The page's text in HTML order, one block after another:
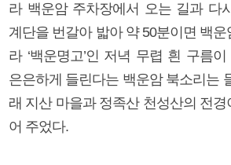
라 백운암 주차장에서 오는 길과 다
계단을 번갈아 밟아 약 50분이면 백운
라 ‘백운명고’인 저녁 무렵 흰 구름
은은하게 들린다는 백운암 북소리는
래 지산 마을과 정족산 천성산의 전
어 주었다.